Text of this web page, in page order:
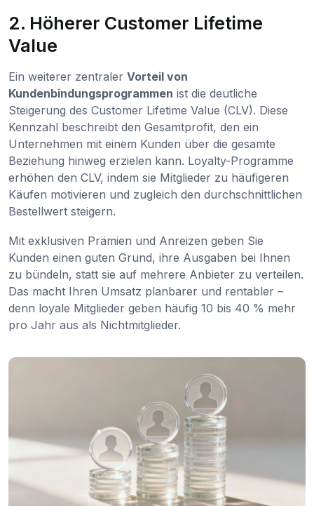
2. Höherer Customer Lifetime
Value
Ein weiterer zentraler Vorteil von
Kundenbindungsprogrammen ist die deutliche
Steigerung des Customer Lifetime Value (CLV). Diese
Kennzahl beschreibt den Gesamtprofit, den ein
Unternehmen mit einem Kunden über die gesamte
Beziehung hinweg erzielen kann. Loyalty-Programme
erhöhen den CLV, indem sie Mitglieder zu häufigeren
Käufen motivieren und zugleich den durchschnittlichen
Bestellwert steigern.
Mit exklusiven Prämien und Anreizen geben Sie
Kunden einen guten Grund, ihre Ausgaben bei Ihnen
zu bündeln, statt sie auf mehrere Anbieter zu verteilen.
Das macht Ihren Umsatz planbarer und rentabler –
denn loyale Mitglieder geben häufig 10 bis 40 % mehr
pro Jahr aus als Nichtmitglieder.